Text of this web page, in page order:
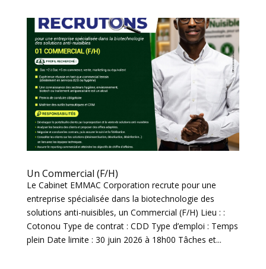
Un Commercial (F/H)
Le Cabinet EMMAC Corporation recrute pour une
entreprise spécialisée dans la biotechnologie des
solutions anti-nuisibles, un Commercial (F/H) Lieu : :
Cotonou Type de contrat : CDD Type d’emploi : Temps
plein Date limite : 30 juin 2026 à 18h00 Tâches et...